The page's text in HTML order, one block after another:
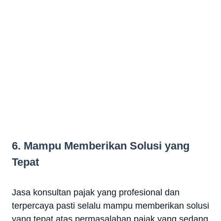
6. Mampu Memberikan Solusi yang
Tepat
Jasa konsultan pajak yang profesional dan
terpercaya pasti selalu mampu memberikan solusi